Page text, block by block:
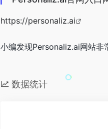
https://personaliz.ai
小编发现Personaliz.ai网站非
数据统计